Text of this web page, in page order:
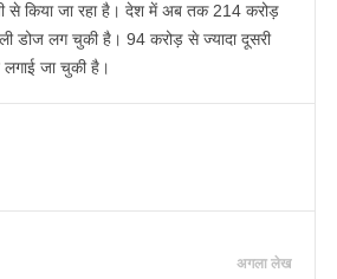
से किया जा रहा है। देश में अब तक 214 करोड़
डोज लग चुकी है। 94 करोड़ से ज्यादा दूसरी
लगाई जा चुकी है।
अगला लेख